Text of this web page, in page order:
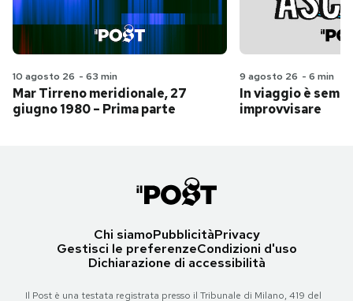
10 agosto 26 - 63 min
Mar Tirreno meridionale, 27
giugno 1980 – Prima parte
9 agosto 26 - 6 min
In viaggio è
improvvisare
Chi siamoPubblicitàPrivacy
Gestisci le preferenzeCondizioni d'uso
Dichiarazione di accessibilità
Il Post è una testata registrata presso il Tribunale di Milano, 419 del